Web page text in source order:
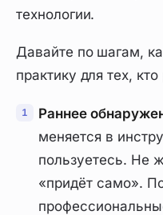
технологии.
Давайте по шагам,
практику для тех,
Раннее
меняется в
пользуетесь. Не
«придёт само».